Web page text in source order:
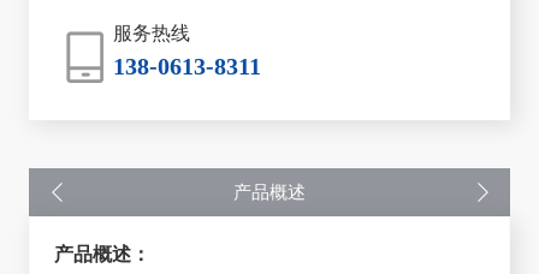
服务热线
138-0613-8311
产品概述
产品概述：